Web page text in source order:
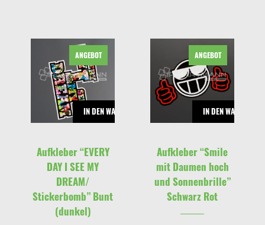
IN DEN WARENKORB
ANGEBOT
Aufkleber “EVERY
DAY I SEE MY
DREAM/
Stickerbomb” Bunt
(dunkel)
IN DEN
ANGEBOT
Aufkleber “Smile
mit Daumen hoch
und Sonnenbrille”
Schwarz Rot